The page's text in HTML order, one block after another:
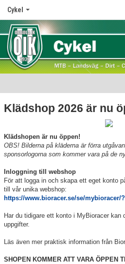
Cykel
Medlemskap
Obbola Challenge
Klädshop
Klädshop 2026 är nu
Klädshopen är nu öppen!
OBS! Bilderna på kläderna är förra
sponsorlogorna som kommer vara på de
Inloggning till webshop
För att logga in och skapa ett eget konto
till vår unika webshop:
https://www.bioracer.se/se/mybioracer/
Har du tidigare ett konto i MyBioracer kan
uppgifter.
Läs även mer praktisk information från
SHOPEN KOMMER ATT VARA ÖPPEN